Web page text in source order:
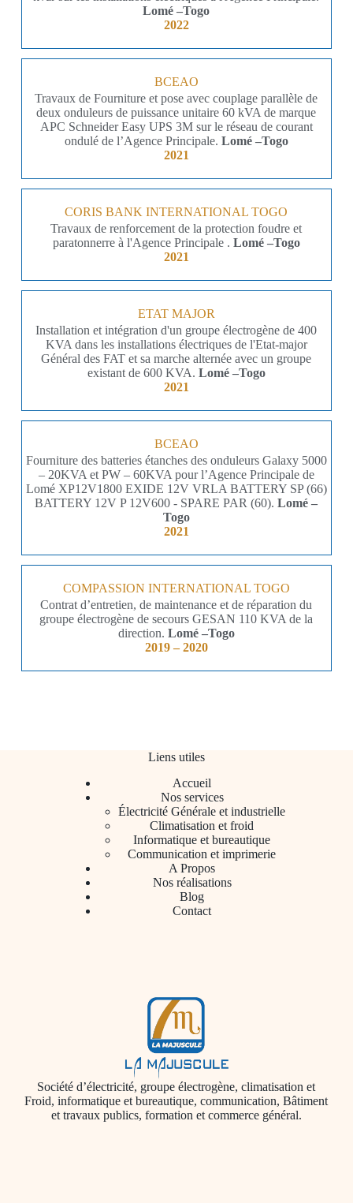
Lomé –Togo
2022
BCEAO
Travaux de Fourniture et pose avec couplage parallèle de
deux onduleurs de puissance unitaire 60 kVA de marque
APC Schneider Easy UPS 3M sur le réseau de courant
ondulé de l’Agence Principale. Lomé –Togo
2021
CORIS BANK INTERNATIONAL TOGO
Travaux de renforcement de la protection foudre et
paratonnerre à l'Agence Principale . Lomé –Togo
2021
ETAT MAJOR
Installation et intégration d'un groupe électrogène de 400
KVA dans les installations électriques de l'Etat-major
Général des FAT et sa marche alternée avec un groupe
existant de 600 KVA. Lomé –Togo
2021
BCEAO
Fourniture des batteries étanches des onduleurs Galaxy 5000
– 20KVA et PW – 60KVA pour l’Agence Principale de
Lomé XP12V1800 EXIDE 12V VRLA BATTERY SP (66)
BATTERY 12V P 12V600 - SPARE PAR (60). Lomé –
Togo
2021
COMPASSION INTERNATIONAL TOGO
Contrat d’entretien, de maintenance et de réparation du
groupe électrogène de secours GESAN 110 KVA de la
direction. Lomé –Togo
2019 – 2020
Liens utiles
Accueil
Nos services
Électricité Générale et industrielle
Climatisation et froid
Informatique et bureautique
Communication et imprimerie
A Propos
Nos réalisations
Blog
Contact
Société d’électricité, groupe électrogène, climatisation et
Froid, informatique et bureautique, communication, Bâtiment
et travaux publics, formation et commerce général.